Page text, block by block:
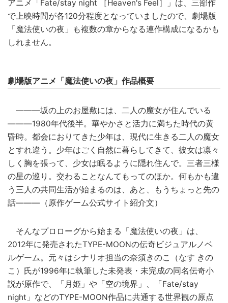
アニメ「Fate/stay night ［Heaven's Feel］」は、三部作
で上映時間が各120分程度となっていましたので、劇場版
「魔法使いの夜」も複数の章からなる連作構成になるかも
しれません。
劇場版アニメ「魔法使いの夜」作品概要
―――坂の上のお屋敷には、二人の魔女が住んでいる
―――1980年代後半。華やかさと活力に満ちた時代の黄
昏時。都会におりてきた少年は、現代に生きる二人の魔女
とすれ違う。少年はごく自然に暮らしてきて、彼女は凛々
しく胸を張って、少女は眠るように隠れ住んで。三者三様
の星の巡り。交わることなんてもってのほか。何もかも違
う三人の共同生活が始まるのは、あと、もうちょっと先の
話―――（原作ゲーム公式サイト紹介文）
そんなプロローグから始まる「魔法使いの夜」は、
2012年に発売されたTYPE-MOONの伝奇ビジュアルノベ
ルゲーム。元々はシナリオ担当の奈須きのこ（なす きの
こ）氏が1996年に執筆した未発表・未完成の同名伝奇小
説が原作で、「月姫」や「空の境界」、「Fate/stay
night」などのTYPE-MOON作品に共通する世界観の原点